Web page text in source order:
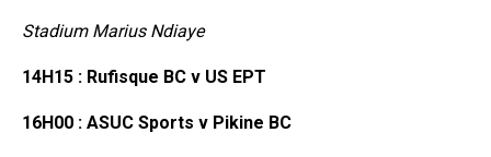
Stadium Marius Ndiaye
14H15 : Rufisque BC v US EPT
16H00 : ASUC Sports v Pikine BC